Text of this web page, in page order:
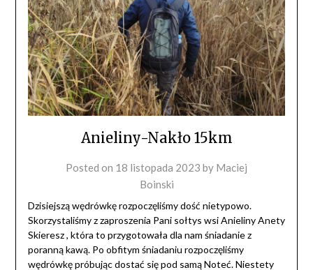
Anieliny-Nakło 15km
Posted on 18 listopada 2023 by Maciej
Boinski
Dzisiejszą wędrówkę rozpoczęliśmy dość nietypowo.
Skorzystaliśmy z zaproszenia Pani sołtys wsi Anieliny Anety
Skieresz , która to przygotowała dla nam śniadanie z
poranną kawą. Po obfitym śniadaniu rozpoczęliśmy
wędrówkę próbując dostać się pod samą Noteć. Niestety